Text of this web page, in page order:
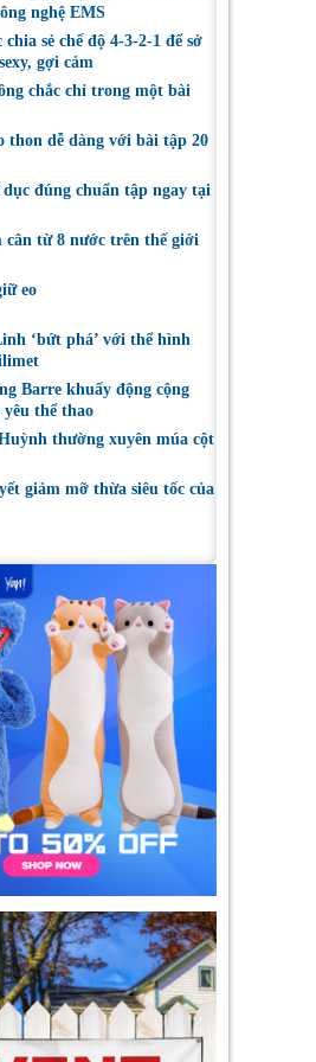
nghệ EMS
sẻ chế độ 4-3-2-1 để sở
gợi cảm
chắc chỉ trong một bài
thon dễ dàng với bài tập 20
dục đúng chuẩn tập ngay tại
cân từ 8 nước trên thế giới
eo
‘bứt phá’ với thể hình
Barre khuấy động cộng
thể thao
thường xuyên múa cột
giảm mỡ thừa siêu tốc của